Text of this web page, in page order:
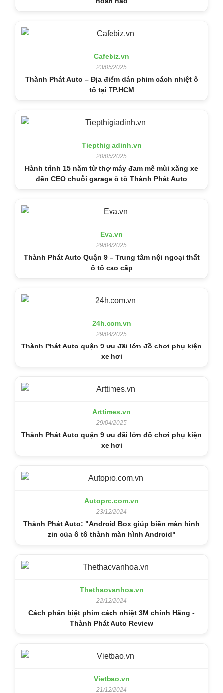
Cafebiz.vn
23/05/2025
Thành Phát Auto – Địa điểm dán phim cách nhiệt ô
tô tại TP.HCM
Tiepthigiadinh.vn
20/05/2025
Hành trình 15 năm từ thợ máy đam mê mùi xăng xe
đến CEO chuỗi garage ô tô Thành Phát Auto
Eva.vn
29/04/2025
Thành Phát Auto Quận 9 – Trung tâm nội ngoại thất
ô tô cao cấp
24h.com.vn
29/04/2025
Thành Phát Auto quận 9 ưu đãi lớn đồ chơi phụ kiện
xe hơi
Arttimes.vn
29/04/2025
Thành Phát Auto quận 9 ưu đãi lớn đồ chơi phụ kiện
xe hơi
Autopro.com.vn
23/12/2024
Thành Phát Auto: "Android Box giúp biến màn hình
zin của ô tô thành màn hình Android"
Thethaovanhoa.vn
22/12/2024
Cách phân biệt phim cách nhiệt 3M chính Hãng -
Thành Phát Auto Review
Vietbao.vn
21/12/2024